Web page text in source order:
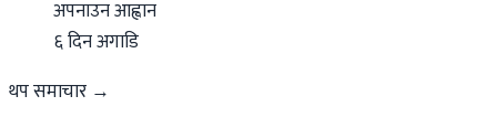
अपनाउन आह्वान
६ दिन अगाडि
थप समाचार →